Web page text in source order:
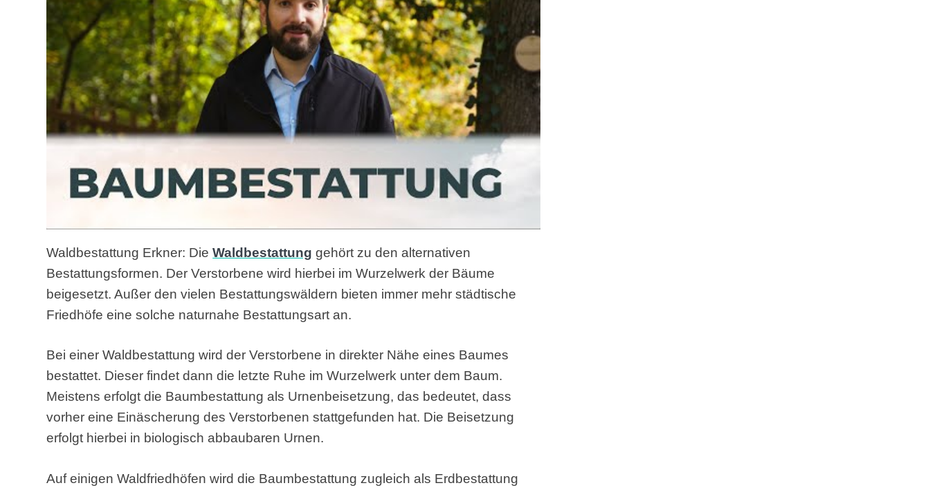
Waldbestattung Erkner: DieWaldbestattung gehört zu den alternativen
Bestattungsformen. Der Verstorbene wird hierbei im Wurzelwerk der Bäume
beigesetzt. Außer den vielen Bestattungswäldern bieten immer mehr städtische
Friedhöfe eine solche naturnahe Bestattungsart an.
Bei einer Waldbestattung wird der Verstorbene in direkter Nähe eines Baumes
bestattet. Dieser findet dann die letzte Ruhe im Wurzelwerk unter dem Baum.
Meistens erfolgt die Baumbestattung als Urnenbeisetzung, das bedeutet, dass
vorher eine Einäscherung des Verstorbenen stattgefunden hat. Die Beisetzung
erfolgt hierbei in biologisch abbaubaren Urnen.
Auf einigen Waldfriedhöfen wird die Baumbestattung zugleich als Erdbestattung